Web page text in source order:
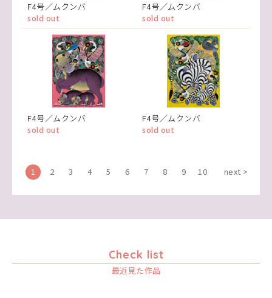
F4号／ムクンバ
sold out
F4号／ムクンバ
sold out
F4号／ムクンバ
sold out
F4号／ムクンバ
sold out
1 2 3 4 5 6 7 8 9 10 next >
Check list
最近見た作品